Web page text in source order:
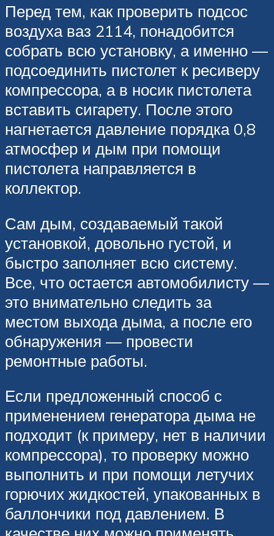
Перед тем, как проверить подсос
воздуха ваз 2114, понадобится
собрать всю установку, а именно —
подсоединить пистолет к ресиверу
компрессора, а в носик пистолета
вставить сигарету. После этого
нагнетается давление порядка 0,8
атмосфер и дым при помощи
пистолета направляется в
коллектор.
Сам дым, создаваемый такой
установкой, довольно густой, и
быстро заполняет всю систему.
Все, что остается автомобилисту —
это внимательно следить за
местом выхода дыма, а после его
обнаружения — провести
ремонтные работы.
Если предложенный способ с
применением генератора дыма не
подходит (к примеру, нет в наличии
компрессора), то проверку можно
выполнить и при помощи летучих
горючих жидкостей, упакованных в
баллончики под давлением. В